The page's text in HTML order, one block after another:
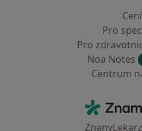
Pro
Pro
Noa Notes
Centrum